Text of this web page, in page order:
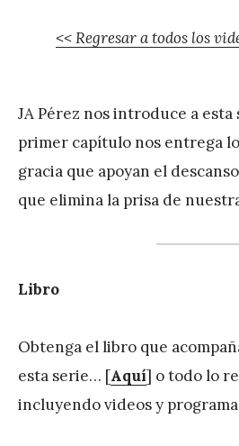
<< Regresar a todos los
JA Pérez nos introduce a esta
primer capítulo nos entrega
gracia que apoyan el
que elimina la prisa de
Libro
Obtenga el libro que
esta serie… [Aquí] o todo lo
incluyendo videos y